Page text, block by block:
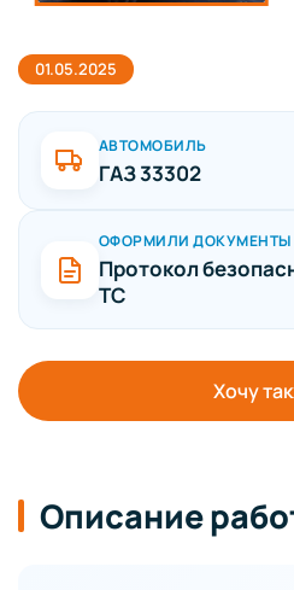
01.05.2025
АВТОМОБИЛЬ
ГАЗ 33302
ОФОРМИЛИ ДОКУМЕНТЫ
Протокол
ТС
Хочу
Описание